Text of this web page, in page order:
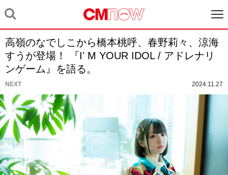
高嶺のなでしこから橋本桃呼、春野莉々、涼海
すうが登場！ 『Iʼ M YOUR IDOL / アドレナリ
ンゲーム』を語る。
NEXT 2024.11.27